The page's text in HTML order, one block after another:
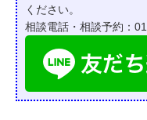
ください。
相談電話・相談予約：